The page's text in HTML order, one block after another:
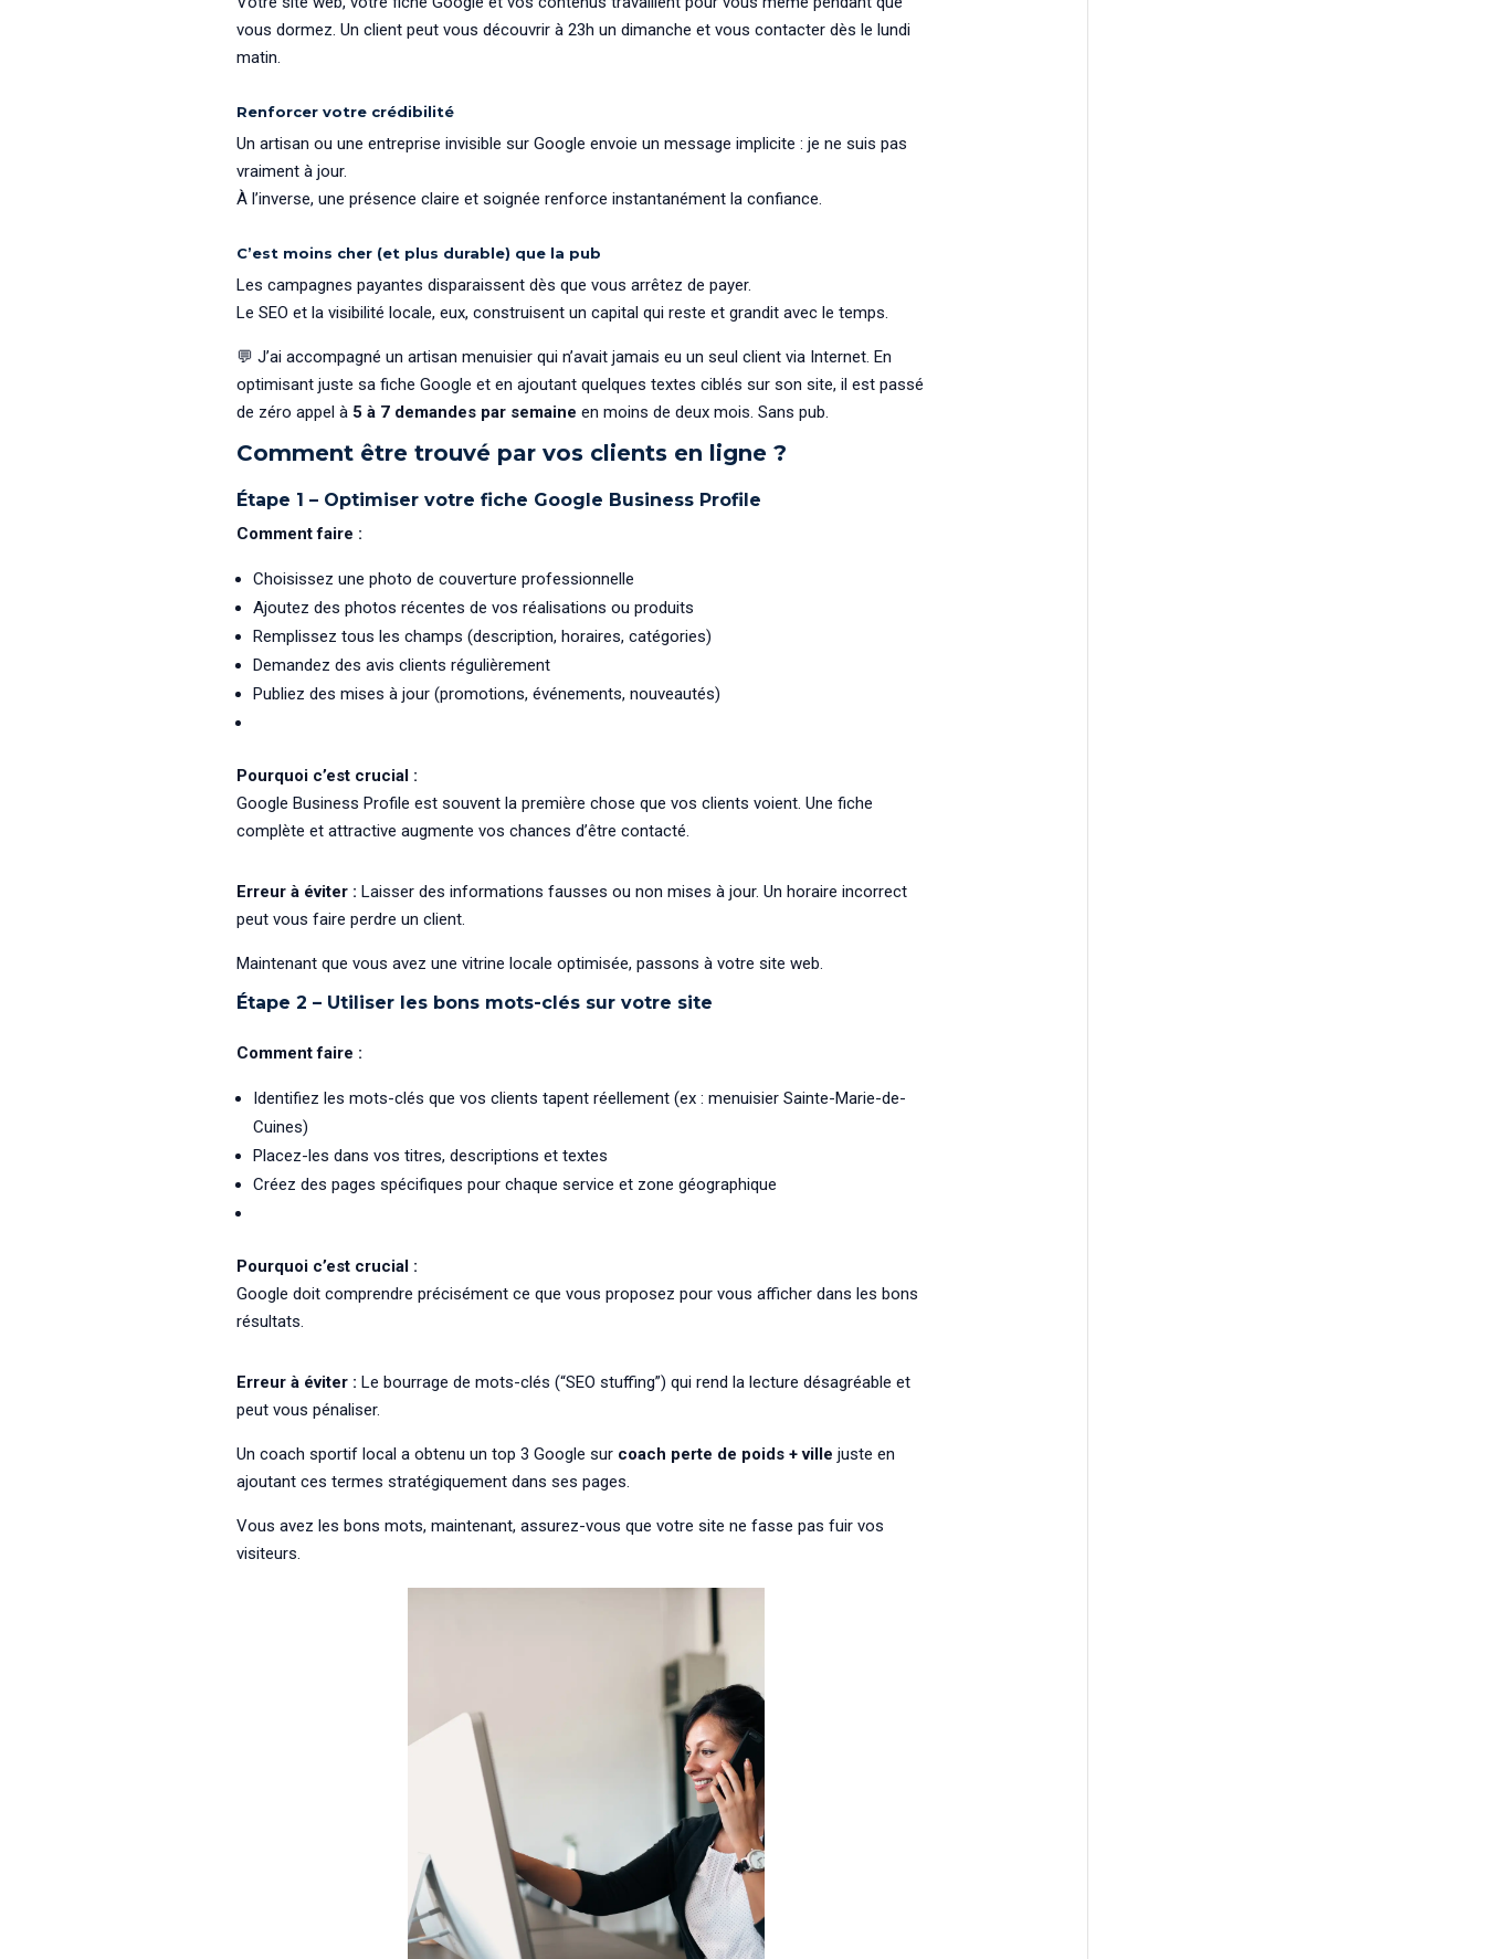
vous dormez. Un client peut vous découvrir à 23h un dimanche et vous contacter dès le lundi
matin.
Renforcer votre crédibilité
Un artisan ou une entreprise invisible sur Google envoie un message implicite : je ne suis pas
vraiment à jour.
À l’inverse, une présence claire et soignée renforce instantanément la confiance.
C’est moins cher (et plus durable) que la pub
Les campagnes payantes disparaissent dès que vous arrêtez de payer.
Le SEO et la visibilité locale, eux, construisent un capital qui reste et grandit avec le temps.
💬 J’ai accompagné un artisan menuisier qui n’avait jamais eu un seul client via Internet. En
optimisant juste sa fiche Google et en ajoutant quelques textes ciblés sur son site, il est passé
de zéro appel à 5 à 7 demandes par semaine en moins de deux mois. Sans pub.
Comment être trouvé par vos clients en ligne ?
Étape 1 – Optimiser votre fiche Google Business Profile
Comment faire :
Choisissez une photo de couverture professionnelle
Ajoutez des photos récentes de vos réalisations ou produits
Remplissez tous les champs (description, horaires, catégories)
Demandez des avis clients régulièrement
Publiez des mises à jour (promotions, événements, nouveautés)
Pourquoi c’est crucial :
Google Business Profile est souvent la première chose que vos clients voient. Une fiche
complète et attractive augmente vos chances d’être contacté.
Erreur à éviter : Laisser des informations fausses ou non mises à jour. Un horaire incorrect
peut vous faire perdre un client.
Maintenant que vous avez une vitrine locale optimisée, passons à votre site web.
Étape 2 – Utiliser les bons mots-clés sur votre site
Comment faire :
Identifiez les mots-clés que vos clients tapent réellement (ex : menuisier Sainte-Marie-de-
Cuines)
Placez-les dans vos titres, descriptions et textes
Créez des pages spécifiques pour chaque service et zone géographique
Pourquoi c’est crucial :
Google doit comprendre précisément ce que vous proposez pour vous afficher dans les bons
résultats.
Erreur à éviter : Le bourrage de mots-clés (“SEO stuffing”) qui rend la lecture désagréable et
peut vous pénaliser.
Un coach sportif local a obtenu un top 3 Google sur coach perte de poids + ville juste en
ajoutant ces termes stratégiquement dans ses pages.
Vous avez les bons mots, maintenant, assurez-vous que votre site ne fasse pas fuir vos
visiteurs.